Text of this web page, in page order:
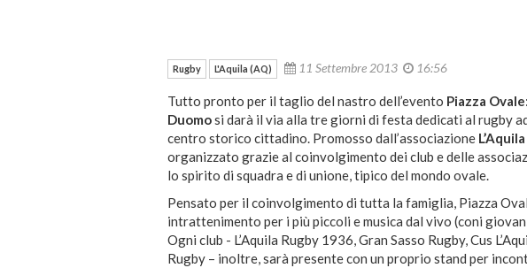
Rugby L'Aquila (AQ) 11 Settembre 2013 16:56
Tutto pronto per il taglio del nastro dell’evento Piazza Ovale
Duomosi darà il via alla tre giorni di festa dedicati al rugby
centro storico cittadino. Promosso dall’associazione
organizzato grazie al coinvolgimento dei club e delle
lo spirito di squadra e di unione, tipico del mondo ovale.
Pensato per il coinvolgimento di tutta la famiglia, Piazza
intrattenimento per i più piccoli e musica dal vivo (coni
Ogni club - L’Aquila Rugby 1936, Gran Sasso Rugby, Cus
Rugby – inoltre, sarà presente con un proprio stand per